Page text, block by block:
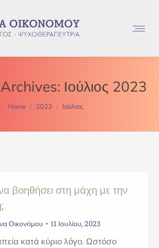
Ιούλιος 2023
You are here:
Home 2023 Ιούλιος
βοηθήσει στη μάχη με την
Οικονόμου 11 Ιουλίου, 2023
κατά κύριο λόγο. Ωστόσο